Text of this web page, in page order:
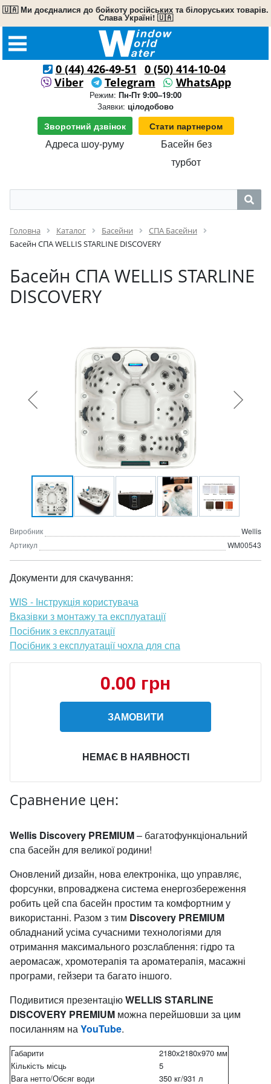
🇺🇦 Ми доєдналися до бойкоту російських та білоруських товарів.
Слава Україні! 🇺🇦
0 (44) 426-49-51
0 (50) 414-10-04
Viber
Telegram WhatsApp
Режим: Пн-Пт 9:00–19:00
Заявки: цілодобово
Зворотний дзвінок Стати партнером
Адреса шоу-руму
Басейн без
турбот
Головна Каталог Басейни
СПА Басейни
Басейн СПА WELLIS STARLINE DISCOVERY
Басейн СПА WELLIS STARLINE
DISCOVERY
Виробник
Wellis
Артикул
WM00543
Документи для скачування:
WIS - Інструкція користувача
Вказівки з монтажу та експлуатації
Посібник з експлуатації
Посібник з експлуатації чохла для спа
0.00 грн
ЗАМОВИТИ
НЕМАЄ В НАЯВНОСТІ
Сравнение цен:
Wellis Discovery PREMIUM– багатофункціональний
спа басейн для великої родини!
Оновлений дизайн, нова електроніка, що управляє,
форсунки, впроваджена система енергозбереження
робить цей спа басейн простим та комфортним у
використанні. Разом з тим Discovery PREMIUM
обладнаний усіма сучасними технологіями для
отримання максимального розслаблення: гідро та
аеромасаж, хромотерапія та ароматерапія, масажні
програми, гейзери та багато іншого.
Подивитися презентаціюWELLIS STARLINE
DISCOVERY PREMIUM можна перейшовши за цим
посиланням наYouTube.
Габарити
2180х2180х970 мм
Кількість місць
5
Вага нетто/Обсяг води
350 кг/931 л